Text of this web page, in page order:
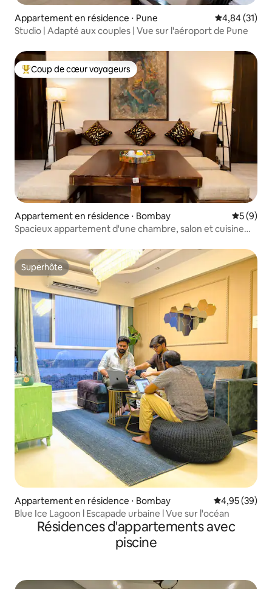
Appartement en résidence ⋅ Pune Évaluation
4,84 (31)
Studio | Adapté aux couples | Vue sur l'aéroport de Pune
Coups de cœur voyageurs les plus appréciés
Coup de cœur voyageurs
Appartement en résidence ⋅ Bombay
5 (9)
Spacieux appartement d'une chambre, salon et cuisine
Superhôte
Superhôte
Appartement en résidence ⋅ Bombay Évaluation
4,95 (39)
Blue Ice Lagoon l Escapade urbaine l Vue sur l'océan
Résidences d'appartements avec
piscine